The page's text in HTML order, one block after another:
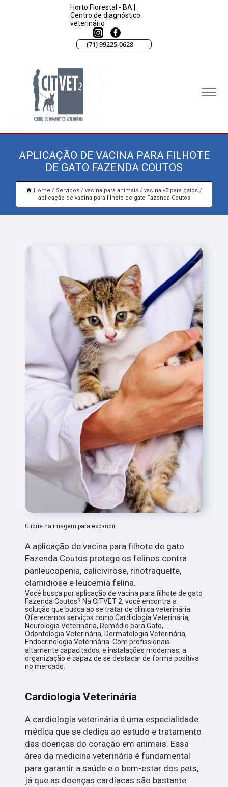
Horto Florestal - BA |
Centro de diagnóstico
veterinário
(71) 99225-0628
APLICAÇÃO DE VACINA PARA FILHOTE
DE GATO FAZENDA COUTOS
Home Serviços vacina para animais
vacina v5 para gatos
aplicação de vacina para filhote de gato Fazenda Coutos
Clique na imagem para expandir
A aplicação de vacina para filhote de gato
Fazenda Coutos protege os felinos contra
panleucopenia, calicivirose, rinotraqueíte,
clamidiose e leucemia felina.
Você busca por aplicação de vacina para filhote de gato
Fazenda Coutos? Na CITVET 2, você encontra a
solução que busca ao se tratar de clínica veterinária.
Oferecemos serviços como Cardiologia Veterinária,
Neurologia Veterinária, Remédio para Gato,
Odontologia Veterinária, Dermatologia Veterinária,
Endocrinologia Veterinária. Com profissionais
altamente capacitados, e instalações modernas, a
organização é capaz de se destacar de forma positiva
no mercado.
Cardiologia Veterinária
A cardiologia veterinária é uma especialidade
médica que se dedica ao estudo e tratamento
das doenças do coração em animais. Essa
área da medicina veterinária é fundamental
para garantir a saúde e o bem-estar dos pets,
já que as doenças cardíacas são bastante